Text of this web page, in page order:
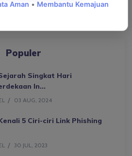
DAERAH 06 AUG, 2026
Populer
Singkat Hari
In...
03 AUG, 2024
5 Ciri-ciri Link Phishing
30 JUL, 2023
Aman • Membantu Kemajuan